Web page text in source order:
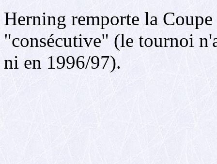
Herning remporte la
"consécutive" (le tournoi
ni en 1996/97).